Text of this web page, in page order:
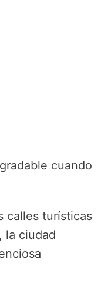
cuando
calles turísticas
la ciudad